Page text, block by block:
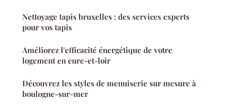
Nettoyage tapis bruxelles : des services experts
pour vos tapis
Améliorez l'efficacité énergétique de votre
logement en eure-et-loir
Découvrez les styles de menuiserie sur mesure à
boulogne-sur-mer